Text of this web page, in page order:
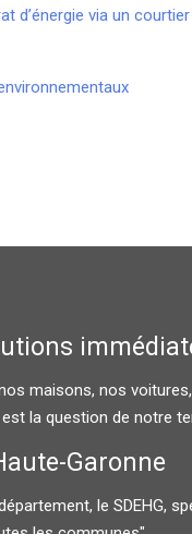
d’énergie via un courtier
maisons, nos
la question de notre
Garonne
le SDEHG,